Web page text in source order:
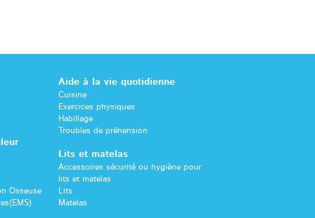
Osseuse
Aide à la vie quotidienne
Cuisine
Exercices physiques
Habillage
Troubles de préhension
Lits et matelas
Accessoires sécurité ou hygiène pour
lits et matelas
Lits
Matelas